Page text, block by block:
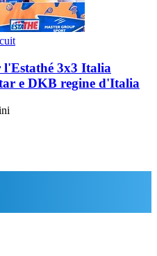
l'Estathé 3x3 Italia
e DKB regine d'Italia